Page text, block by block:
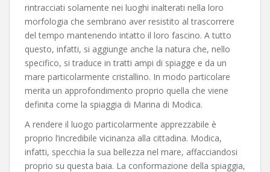
rintracciati solamente nei luoghi inalterati nella loro
morfologia che sembrano aver resistito al trascorrere
del tempo mantenendo intatto il loro fascino. A tutto
questo, infatti, si aggiunge anche la natura che, nello
specifico, si traduce in tratti ampi di spiagge e da un
mare particolarmente cristallino. In modo particolare
merita un approfondimento proprio quella che viene
definita come la spiaggia di Marina di Modica.
A rendere il luogo particolarmente apprezzabile è
proprio l’incredibile vicinanza alla cittadina. Modica,
infatti, specchia la sua bellezza nel mare, affacciandosi
proprio su questa baia. La conformazione della spiaggia,